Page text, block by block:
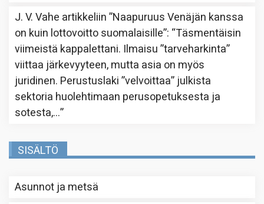
J. V. Vahe artikkeliin”Naapuruus Venäjän kanssa
on kuin lottovoitto suomalaisille”: “Täsmentäisin
viimeistä kappalettani. Ilmaisu ”tarveharkinta”
viittaa järkevyyteen, mutta asia on myös
juridinen. Perustuslaki ”velvoittaa” julkista
sektoria huolehtimaan perusopetuksesta ja
sotesta,…”
SISÄLTÖ
Asunnot ja metsä